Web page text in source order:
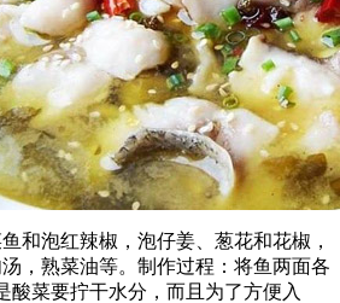
和泡红辣椒，泡仔姜、葱花和花椒，
，熟菜油等。制作过程：将鱼两面各
酸菜要拧干水分，而且为了方便入